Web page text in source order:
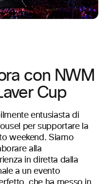
con NWM
Cup
entusiasta di
per supportare la
weekend. Siamo
alla
in diretta dalla
a un evento